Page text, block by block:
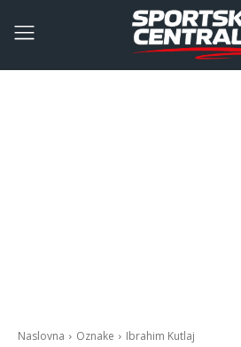
Naslovna Oznake Ibrahim Kutlaj